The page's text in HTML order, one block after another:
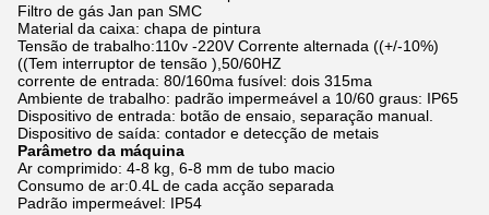
Filtro de gás Jan pan SMC
Material da caixa: chapa de pintura
Tensão de trabalho:110v -220V Corrente alternada ((+/-10%)
((Tem interruptor de tensão ),50/60HZ
corrente de entrada: 80/160ma fusível: dois 315ma
Ambiente de trabalho: padrão impermeável a 10/60 graus: IP65
Dispositivo de entrada: botão de ensaio, separação manual.
Dispositivo de saída: contador e detecção de metais
Parâmetro da máquina
Ar comprimido: 4-8 kg, 6-8 mm de tubo macio
Consumo de ar:0.4L de cada acção separada
Padrão impermeável: IP54